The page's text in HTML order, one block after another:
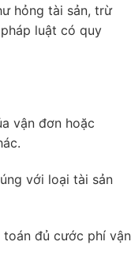
hỏng tài sản, trừ
luật có quy
vận đơn hoặc
với loại tài sản
toán đủ cước phí vận